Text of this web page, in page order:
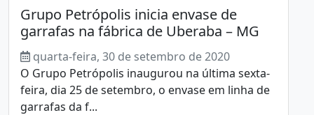
Grupo Petrópolis inicia envase de
garrafas na fábrica de Uberaba – MG
quarta-feira, 30 de setembro de 2020
O Grupo Petrópolis inaugurou na última sexta-
feira, dia 25 de setembro, o envase em linha de
garrafas da f...